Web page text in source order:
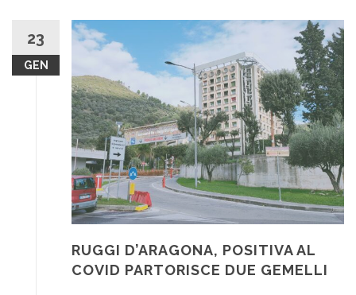
23
GEN
RUGGI D’ARAGONA, POSITIVA AL
COVID PARTORISCE DUE GEMELLI